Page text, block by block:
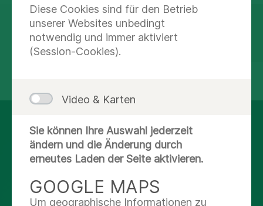
Erfahren Sie mehr über unsere
Fachpflege- und spezialisierten
Pflegekräfte
AUF DEM LAUFENDEN
BLEIBEN
Facebook
Diese Cookies sind für den Betrieb
unserer Websites unbedingt
notwendig und immer aktiviert
(Session-Cookies).
Video & Karten
Sie können Ihre Auswahl jederzeit
ändern und die Änderung durch
erneutes Laden der Seite aktivieren.
GOOGLE MAPS
Um geographische Informationen zu